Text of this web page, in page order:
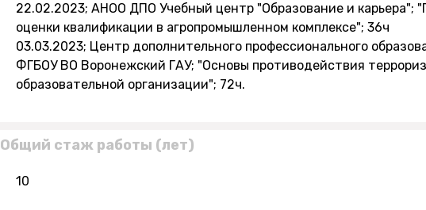
22.02.2023; АНОО ДПО Учебный центр "Образование и карьера";
оценки квалификации в агропромышленном комплексе"; 36ч
03.03.2023; Центр дополнительного профессионального
ФГБОУ ВО Воронежский ГАУ; "Основы противодействия
образовательной организации"; 72ч.
Общий стаж работы (лет)
10